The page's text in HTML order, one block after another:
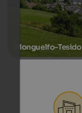
Monguelfo-Tesido